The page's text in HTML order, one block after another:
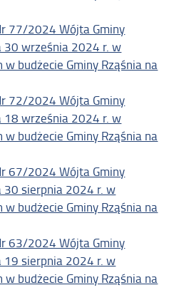
77/2024 Wójta Gminy
30 września 2024 r. w
budżecie Gminy Rząśnia na
72/2024 Wójta Gminy
18 września 2024 r. w
budżecie Gminy Rząśnia na
67/2024 Wójta Gminy
30 sierpnia 2024 r. w
budżecie Gminy Rząśnia na
63/2024 Wójta Gminy
19 sierpnia 2024 r. w
budżecie Gminy Rząśnia na